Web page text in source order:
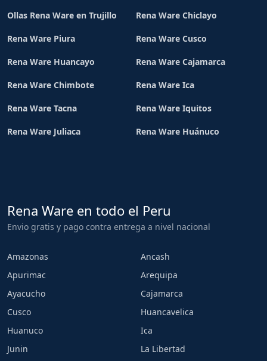
Ollas Rena Ware en Trujillo Rena Ware Chiclayo
Rena Ware Piura Rena Ware Cusco
Rena Ware Huancayo Rena Ware Cajamarca
Rena Ware Chimbote Rena Ware Ica
Rena Ware Tacna Rena Ware Iquitos
Rena Ware Juliaca Rena Ware Huánuco
Rena Ware en todo el Peru
Envio gratis y pago contra entrega a nivel nacional
Amazonas
Ancash
Apurimac
Arequipa
Ayacucho
Cajamarca
Cusco
Huancavelica
Huanuco
Ica
Junin
La Libertad